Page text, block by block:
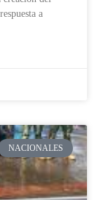
a
NACIONALES